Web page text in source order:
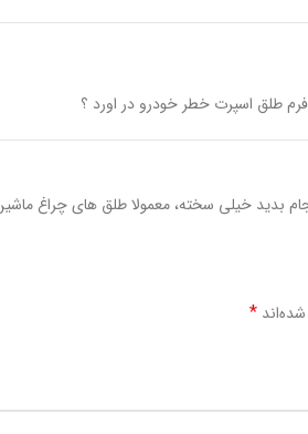
طلق اسپرت خطر خودرو در اورد ؟
بدید خیلی سخته، معمولا طلق های چراغ
*